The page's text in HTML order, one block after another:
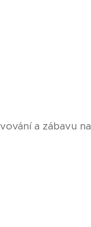
a zábavu na